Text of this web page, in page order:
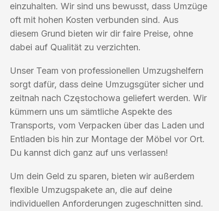
einzuhalten. Wir sind uns bewusst, dass Umzüge
oft mit hohen Kosten verbunden sind. Aus
diesem Grund bieten wir dir faire Preise, ohne
dabei auf Qualität zu verzichten.
Unser Team von professionellen Umzugshelfern
sorgt dafür, dass deine Umzugsgüter sicher und
zeitnah nach Częstochowa geliefert werden. Wir
kümmern uns um sämtliche Aspekte des
Transports, vom Verpacken über das Laden und
Entladen bis hin zur Montage der Möbel vor Ort.
Du kannst dich ganz auf uns verlassen!
Um dein Geld zu sparen, bieten wir außerdem
flexible Umzugspakete an, die auf deine
individuellen Anforderungen zugeschnitten sind.